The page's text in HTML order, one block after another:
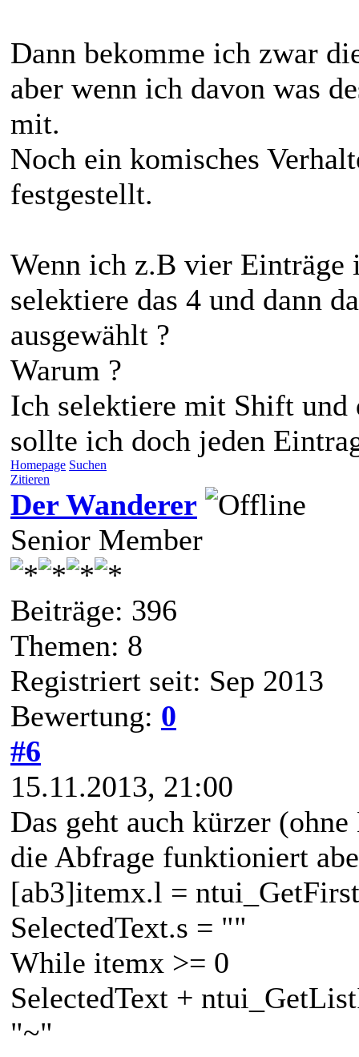
Dann bekomme ich zwar
aber wenn ich davon was
mit.
Noch ein komisches
festgestellt.
Wenn ich z.B vier
selektiere das 4 und dann
ausgewählt ?
Warum ?
Ich selektiere mit Shift
sollte ich doch jeden
Homepage Suchen
Zitieren
Der Wanderer
Senior Member
Beiträge: 396
Themen: 8
Registriert seit: Sep 2013
Bewertung: 0
#6
15.11.2013, 21:00
Das geht auch kürzer
die Abfrage funktioniert
[ab3]itemx.l =
SelectedText.s = ""
While itemx >= 0
SelectedText +
"~"